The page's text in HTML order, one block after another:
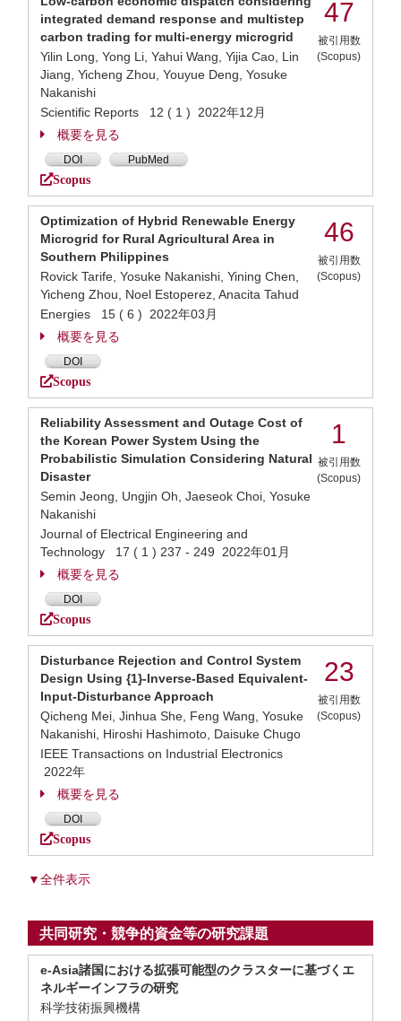
integrated demand response and multistep
carbon trading for multi-energy microgrid
Yilin Long, Yong Li, Yahui Wang, Yijia Cao, Lin
Jiang, Yicheng Zhou, Youyue Deng, Yosuke
Nakanishi
Scientific Reports 12 ( 1 ) 2022年12月
概要を見る
DOI PubMed
Scopus
47
被引用数
(Scopus)
Optimization of Hybrid Renewable Energy
Microgrid for Rural Agricultural Area in
Southern Philippines
Rovick Tarife, Yosuke Nakanishi, Yining Chen,
Yicheng Zhou, Noel Estoperez, Anacita Tahud
Energies 15 ( 6 ) 2022年03月
概要を見る
DOI
Scopus
46
被引用数
(Scopus)
Reliability Assessment and Outage Cost of
the Korean Power System Using the
Probabilistic Simulation Considering Natural
Disaster
Semin Jeong, Ungjin Oh, Jaeseok Choi, Yosuke
Nakanishi
Journal of Electrical Engineering and
Technology 17 ( 1 ) 237 - 249 2022年01月
概要を見る
DOI
Scopus
1
被引用数
(Scopus)
Disturbance Rejection and Control System
Design Using {1}-Inverse-Based Equivalent-
Input-Disturbance Approach
Qicheng Mei, Jinhua She, Feng Wang, Yosuke
Nakanishi, Hiroshi Hashimoto, Daisuke Chugo
IEEE Transactions on Industrial Electronics
2022年
概要を見る
DOI
Scopus
23
被引用数
(Scopus)
▼全件表示
共同研究・競争的資金等の研究課題
e-Asia諸国における拡張可能型のクラスターに基づくエ
ネルギーインフラの研究
科学技術振興機構